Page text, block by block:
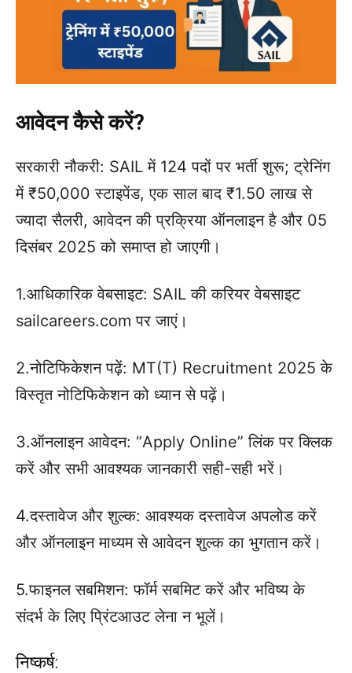
आवेदन कैसे करें?
सरकारी नौकरी: SAIL में 124 पदों पर भर्ती शुरू; ट्रेनिंग
में ₹50,000 स्टाइपेंड, एक साल बाद ₹1.50 लाख से
ज्यादा सैलरी, आवेदन की प्रक्रिया ऑनलाइन है और 05
दिसंबर 2025 को समाप्त हो जाएगी।
1.आधिकारिक वेबसाइट: SAIL की करियर वेबसाइट
sailcareers.com पर जाएं।
2.नोटिफिकेशन पढ़ें: MT(T) Recruitment 2025 के
विस्तृत नोटिफिकेशन को ध्यान से पढ़ें।
3.ऑनलाइन आवेदन: “Apply Online” लिंक पर क्लिक
करें और सभी आवश्यक जानकारी सही-सही भरें।
4.दस्तावेज और शुल्क: आवश्यक दस्तावेज अपलोड करें
और ऑनलाइन माध्यम से आवेदन शुल्क का भुगतान करें।
5.फाइनल सबमिशन: फॉर्म सबमिट करें और भविष्य के
संदर्भ के लिए प्रिंटआउट लेना न भूलें।
निष्कर्ष: